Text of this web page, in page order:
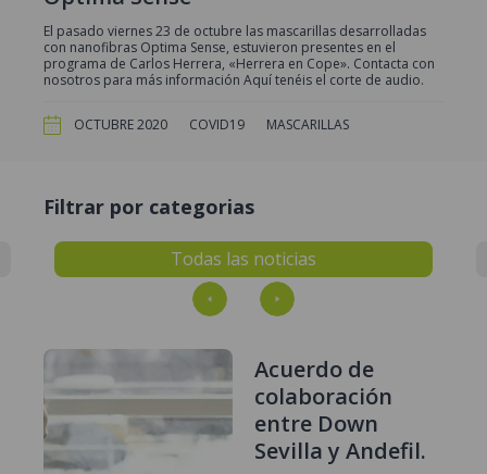
El pasado viernes 23 de octubre las mascarillas desarrolladas
con nanofibras Optima Sense, estuvieron presentes en el
programa de Carlos Herrera, «Herrera en Cope». Contacta con
nosotros para más información Aquí tenéis el corte de audio.
OCTUBRE 2020 COVID19 MASCARILLAS
Acuerdo de
colaboración
entre Down
Sevilla y Andefil.
Filtrar por categorias
Todas las noticias